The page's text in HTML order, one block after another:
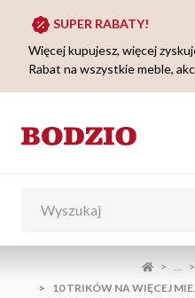
SUPER RABATY!
Więcej kupujesz, więcej
Rabat na wszystkie meble,
...
10 TRIKÓW NA WIĘCEJ